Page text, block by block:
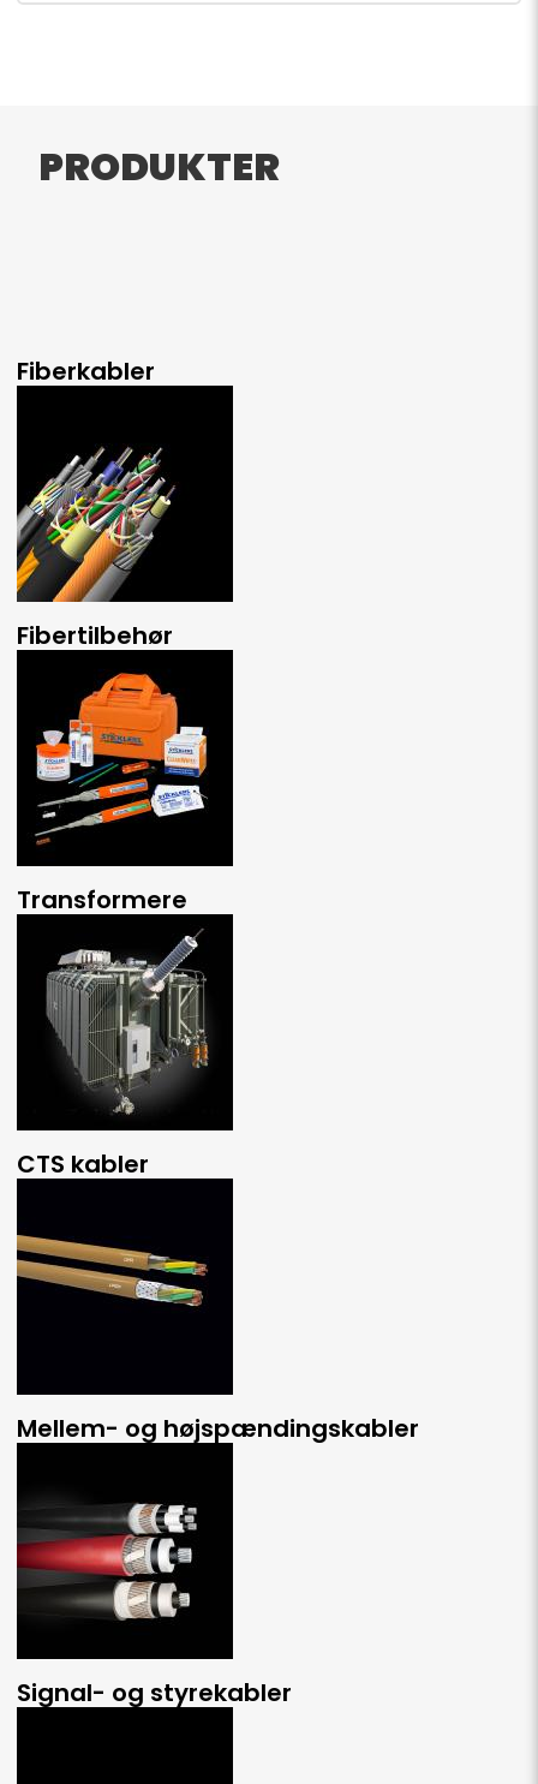
PRODUKTER
Fiberkabler
Fibertilbehør
Transformere
CTS kabler
Mellem- og højspændingskabler
Signal- og styrekabler